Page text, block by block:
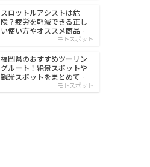
スロットルアシストは危
険？疲労を軽減できる正し
い使い方やオススメ商品を
モトスポット
福岡県のおすすめツーリン
グルート！絶景スポットや
観光スポットをまとめて紹
モトスポット